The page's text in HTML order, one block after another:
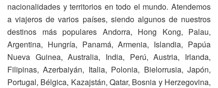
nacionalidades y territorios en todo el mundo. Atendemos
a viajeros de varios países, siendo algunos de nuestros
destinos más populares Andorra, Hong Kong, Palau,
Argentina, Hungría, Panamá, Armenia, Islandia, Papúa
Nueva Guinea, Australia, India, Perú, Austria, Irlanda,
Filipinas, Azerbaiyán, Italia, Polonia, Bielorrusia, Japón,
Portugal, Bélgica, Kazajstán, Qatar, Bosnia y Herzegovina,